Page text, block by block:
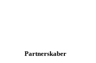
Partnerskaber